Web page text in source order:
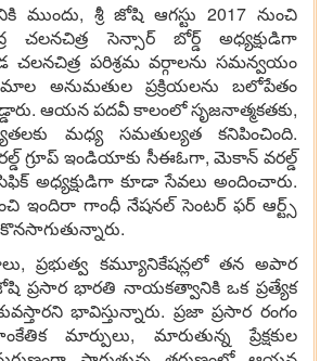
శ్రీ జోషి ఆగస్టు 2017 నుంచి
చలనచిత్ర సెన్సార్ బోర్డ్ అధ్యక్షుడిగా
చలనచిత్ర పరిశ్రమ వర్గాలను సమన్వయం
అనుమతుల ప్రక్రియలను బలోపేతం
ఆయన పదవీ కాలంలో సృజనాత్మకతకు,
మధ్య సమతుల్యత కనిపించింది.
గ్రూప్ ఇండియాకు సీఈఓగా, మెకాన్ వరల్డ్
అధ్యక్షుడిగా కూడా సేవలు అందించారు.
ఇందిరా గాంధీ నేషనల్ సెంటర్ ఫర్ ఆర్ట్స్
ప్రభుత్వ కమ్యూనికేషన్లలో తన అపార
ప్రసార భారతి నాయకత్వానికి ఒక ప్రత్యేక
భావిస్తున్నారు. ప్రజా ప్రసార రంగం
మార్పులు, మారుతున్న ప్రేక్షకుల